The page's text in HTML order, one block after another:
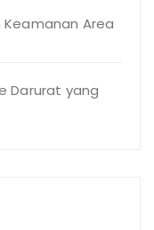
Area
Darurat yang